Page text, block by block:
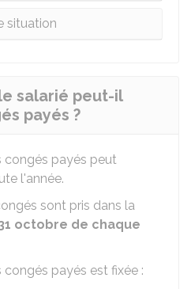
situation
salarié peut-il
payés ?
congés payés peut
l'année.
sont pris dans la
octobre de chaque
payés est fixée :